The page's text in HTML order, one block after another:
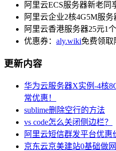
阿里云ECS服务器新老同
阿里云企业2核4G5M服务
阿里云香港服务器25元1
优惠券： aly.wiki免费领取
更新内容
华为云服务器X实例-4核
常优惠！
sublime删除空行的方法
vs code怎么关闭侧边栏？
阿里云短信群发平台优
京东云京美建站0基础做